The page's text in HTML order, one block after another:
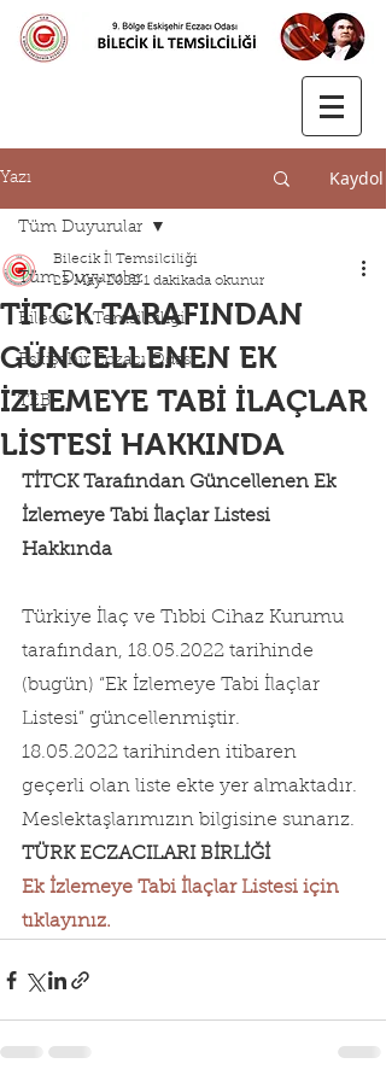
Yazı Kaydol
Tüm Duyurular
Bilecik İl Temsilciliği
Eskişehir Eczacı Odası
TEB
Tüm Duyurular
TİTCK TARAFINDAN
GÜNCELLENEN EK
İZLEMEYE TABİ İLAÇLAR
LİSTESİ HAKKINDA
Bilecik İl Temsilciliği
23 May 2022 1 dakikada okunur
TİTCK Tarafından Güncellenen Ek
İzlemeye Tabi İlaçlar Listesi
Hakkında
Türkiye İlaç ve Tıbbi Cihaz Kurumu
tarafından, 18.05.2022 tarihinde
(bugün) “Ek İzlemeye Tabi İlaçlar
Listesi” güncellenmiştir.
18.05.2022 tarihinden itibaren
geçerli olan liste ekte yer almaktadır.
Meslektaşlarımızın bilgisine sunarız.
TÜRK ECZACILARI BİRLİĞİ
Ek İzlemeye Tabi İlaçlar Listesi için
tıklayınız.